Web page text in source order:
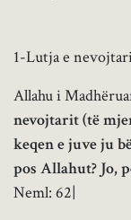
1-Lutja e
Allahu i
nevojtarit (të
keqen e juve ju
pos Allahut? Jo,
Neml: 62|